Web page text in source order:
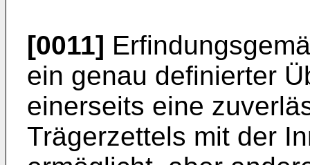
[0011]
ein genau definierter
einerseits eine
Trägerzettels mit der